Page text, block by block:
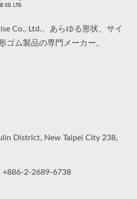
Co., Ltd.、あらゆる形状、サイ
ゴム製品の専門メーカー。
District, New Taipei City 238,
2-2689-6738